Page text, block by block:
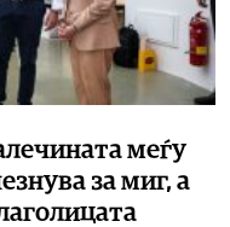
меѓу
за миг, а